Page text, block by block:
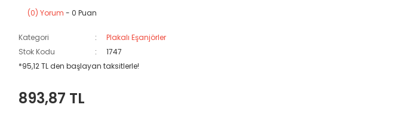
(0) Yorum - 0 Puan
Kategori
Plakalı Eşanjörler
Stok Kodu
1747
*95,12 TL den başlayan taksitlerle!
893,87 TL